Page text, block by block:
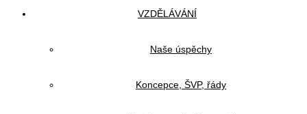
VZDĚLÁVÁNÍ
Naše úspěchy
Koncepce, ŠVP, řády